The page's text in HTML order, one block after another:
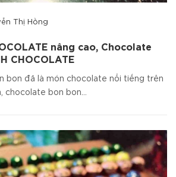
Thị Hồng
nâng cao, Chocolate
CHOCOLATE
bon đã là món chocolate nổi tiếng trên
chocolate bon bon...